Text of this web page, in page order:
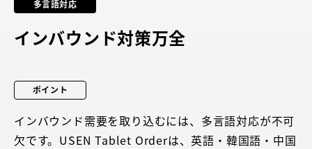
多言語対応
インバウンド対策万全
ポイント
インバウンド需要を取り込むには、多言語対応が不可
欠です。USEN Tablet Orderは、英語・韓国語・中国